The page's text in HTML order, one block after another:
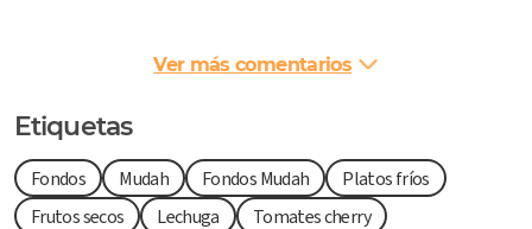
Ver más comentarios
Etiquetas
Fondos Mudah Fondos Mudah
Platos fríos
Frutos secos
Lechuga Tomates cherry